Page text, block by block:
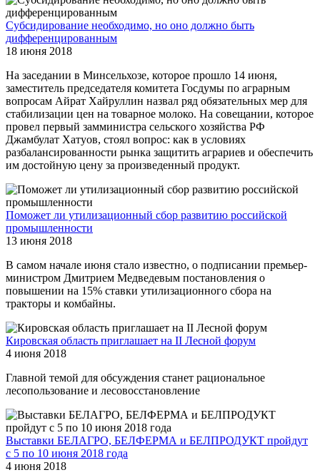
Субсидирование необходимо, но оно должно быть
дифференцированным
18 июня 2018
На заседании в Минсельхозе, которое прошло 14 июня,
заместитель председателя комитета Госдумы по аграрным
вопросам Айрат Хайруллин назвал ряд обязательных мер для
стабилизации цен на товарное молоко. На совещании, которое
провел первый замминистра сельского хозяйства РФ
Джамбулат Хатуов, стоял вопрос: как в условиях
разбалансированности рынка защитить аграриев и обеспечить
им достойную цену за произведенный продукт.
Поможет ли утилизационный сбор развитию российской
промышленности
13 июня 2018
В самом начале июня стало известно, о подписании премьер-
министром Дмитрием Медведевым постановления о
повышении на 15% ставки утилизационного сбора на
тракторы и комбайны.
Кировская область приглашает на II Лесной форум
4 июня 2018
Главной темой для обсуждения станет рациональное
лесопользование и лесовосстановление
Выставки БЕЛАГРО, БЕЛФЕРМА и БЕЛПРОДУКТ пройдут
с 5 по 10 июня 2018 года
4 июня 2018